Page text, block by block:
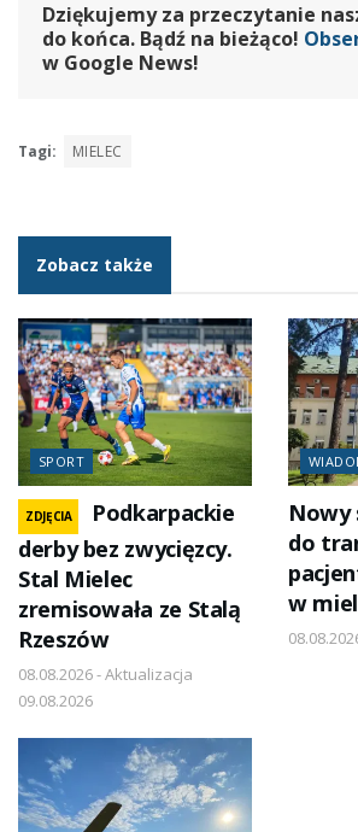
Dziękujemy za przeczytanie
do końca. Bądź na bieżąco!
w Google News!
Tagi: MIELEC
Zobacz także
SPORT
ZDJĘCIA
Podkarpackie
derby bez zwycięzcy.
Stal Mielec
zremisowała ze Stalą
Rzeszów
08.08.2026 - Aktualizacja
09.08.2026
Nowy
do
w